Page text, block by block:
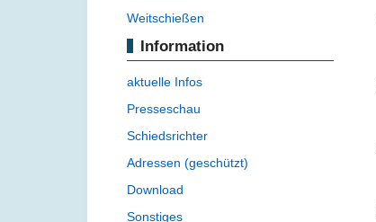
Weitschießen
Information
aktuelle Infos
Presseschau
Schiedsrichter
Adressen (geschützt)
Download
Sonstiges